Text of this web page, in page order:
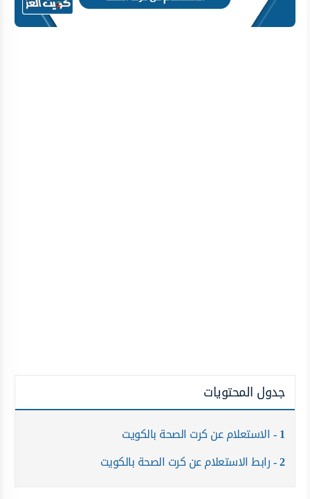
جدول المحتويات
1 الاستعلام عن كرت الصحة بالكويت
2 رابط الاستعلام عن كرت الصحة بالكويت